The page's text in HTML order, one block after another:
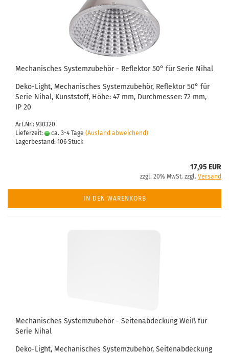
Mechanisches Systemzubehör - Reflektor 50° für Serie Nihal
Deko-Light, Mechanisches Systemzubehör, Reflektor 50° für
Serie Nihal, Kunststoff, Höhe: 47 mm, Durchmesser: 72 mm,
IP 20
Art.Nr.: 930320
Lieferzeit:
ca. 3-4 Tage (Ausland abweichend)
Lagerbestand: 106 Stück
17,95 EUR
zzgl. 20% MwSt. zzgl. Versand
IN DEN WARENKORB
Mechanisches Systemzubehör - Seitenabdeckung Weiß für
Serie Nihal
Deko-Light, Mechanisches Systemzubehör, Seitenabdeckung